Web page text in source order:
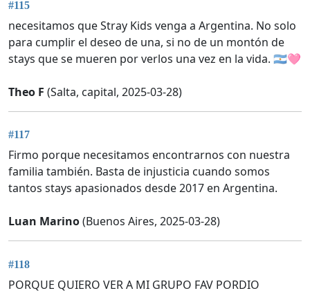
#115
necesitamos que Stray Kids venga a Argentina. No solo
para cumplir el deseo de una, si no de un montón de
stays que se mueren por verlos una vez en la vida. 🇦🇷🩷
Theo F (Salta, capital, 2025-03-28)
#117
Firmo porque necesitamos encontrarnos con nuestra
familia también. Basta de injusticia cuando somos
tantos stays apasionados desde 2017 en Argentina.
Luan Marino(Buenos Aires, 2025-03-28)
#118
PORQUE QUIERO VER A MI GRUPO FAV PORDIO